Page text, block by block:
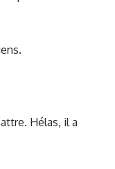
Hélas, il a